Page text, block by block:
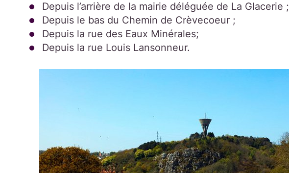
Depuis l’arrière de la mairie déléguée de La Glacerie ;
Depuis le bas du Chemin de Crèvecoeur ;
Depuis la rue des Eaux Minérales;
Depuis la rue Louis Lansonneur.